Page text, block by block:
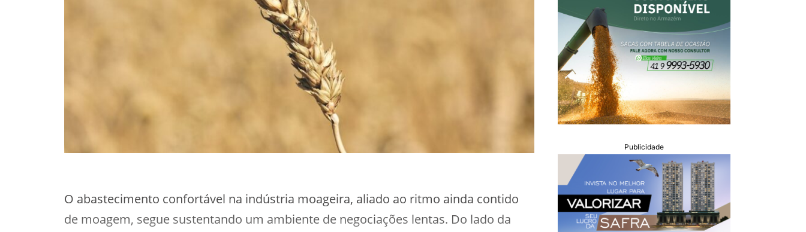
O abastecimento confortável na indústria moageira, aliado ao ritmo ainda contido
de moagem, segue sustentando um ambiente de negociações lentas. Do lado da
Publicidade